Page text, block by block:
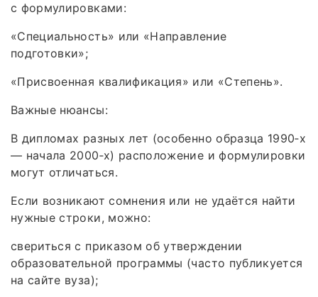
с формулировками:
«Специальность» или «Направление
подготовки»;
«Присвоенная квалификация» или «Степень».
Важные нюансы:
В дипломах разных лет (особенно образца 1990‑х
— начала 2000‑х) расположение и формулировки
могут отличаться.
Если возникают сомнения или не удаётся найти
нужные строки, можно:
свериться с приказом об утверждении
образовательной программы (часто публикуется
на сайте вуза);